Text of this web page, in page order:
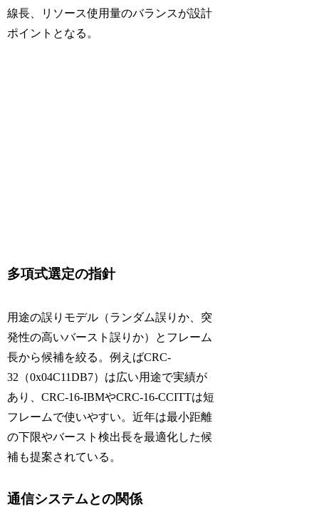
線長、リソース使用量のバランスが設計
ポイントとなる。
多項式選定の指針
用途の誤りモデル（ランダム誤りか、突
発性の高いバースト誤りか）とフレーム
長から候補を絞る。例えばCRC-
32（0x04C11DB7）は広い用途で実績が
あり、CRC-16-IBMやCRC-16-CCITTは短
フレームで使いやすい。近年は最小距離
の下限やバースト検出長を最適化した候
補も提案されている。
通信システムとの関係